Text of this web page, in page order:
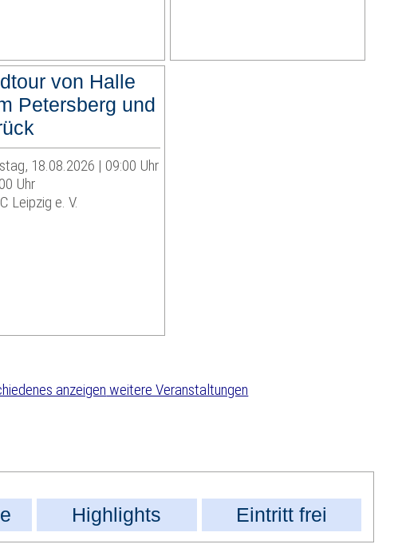
von Halle
Petersberg und
18.08.2026 | 09:00 Uhr
Uhr
Leipzig e. V.
weitere Veranstaltungen
Highlights Eintritt frei